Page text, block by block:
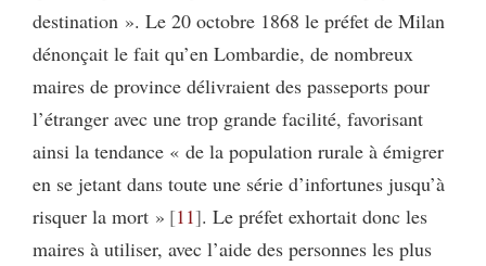
destination ». Le 20 octobre 1868 le préfet de Milan
dénonçait le fait qu’en Lombardie, de nombreux
maires de province délivraient des passeports pour
l’étranger avec une trop grande facilité, favorisant
ainsi la tendance « de la population rurale à émigrer
en se jetant dans toute une série d’infortunes jusqu’à
risquer la mort » 11 . Le préfet exhortait donc les
maires à utiliser, avec l’aide des personnes les plus